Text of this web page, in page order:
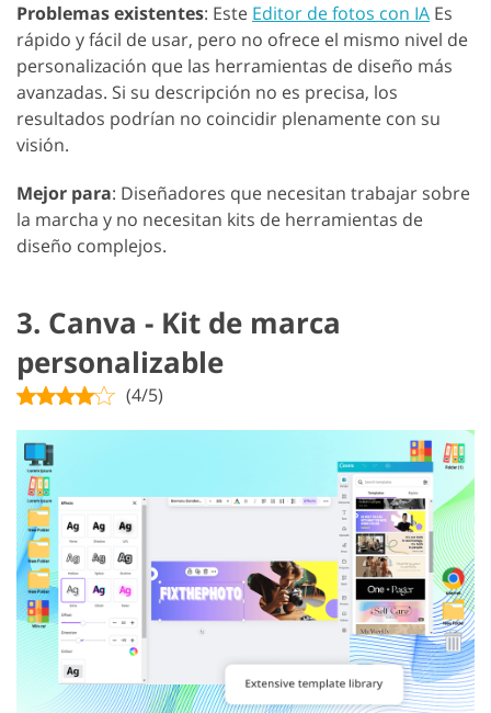
Problemas existentes: Este Editor de fotos con IA Es
rápido y fácil de usar, pero no ofrece el mismo nivel de
personalización que las herramientas de diseño más
avanzadas. Si su descripción no es precisa, los
resultados podrían no coincidir plenamente con su
visión.
Mejor para: Diseñadores que necesitan trabajar sobre
la marcha y no necesitan kits de herramientas de
diseño complejos.
3. Canva - Kit de marca
personalizable
(4/5)